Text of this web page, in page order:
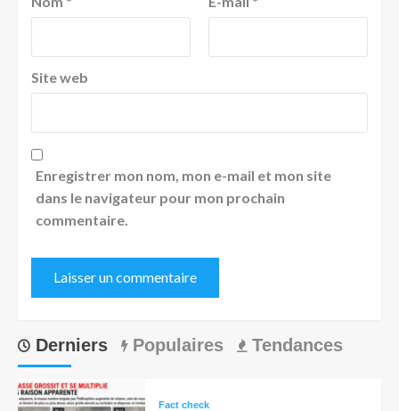
Site web
Enregistrer mon nom, mon e-mail et mon site
dans le navigateur pour mon prochain
commentaire.
Derniers Populaires Tendances
Fact check